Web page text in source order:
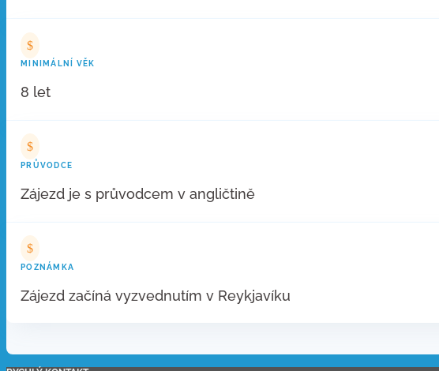
$
MINIMÁLNÍ VĚK
8 let
$
PRŮVODCE
Zájezd je s průvodcem v angličtině
$
POZNÁMKA
Zájezd začíná vyzvednutím v Reykjavíku